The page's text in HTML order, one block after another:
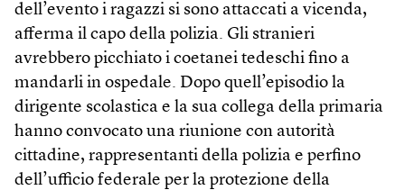
dell’evento i ragazzi si sono attaccati a vicenda,
afferma il capo della polizia. Gli stranieri
avrebbero picchiato i coetanei tedeschi fino a
mandarli in ospedale. Dopo quell’episodio la
dirigente scolastica e la sua collega della primaria
hanno convocato una riunione con autorità
cittadine, rappresentanti della polizia e perfino
dell’ufficio federale per la protezione della